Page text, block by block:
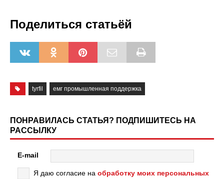
Поделиться статьёй
tyrfil емг промышленная поддержка
ПОНРАВИЛАСЬ СТАТЬЯ? ПОДПИШИТЕСЬ НА
РАССЫЛКУ
E-mail
Я даю согласие на обработку моих персональных